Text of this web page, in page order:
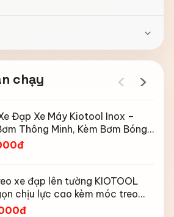
chạy ‹ ›
Đạp Xe Máy Kiotool Inox –
Thông Minh, Kèm Bơm Bóng,
160 PSI
xe đạp lên tường KIOTOOL
chịu lực cao kèm móc treo
hiểm